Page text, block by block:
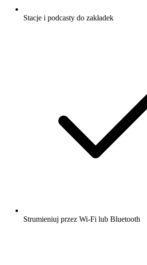
Stacje i podcasty do zakładek
Strumieniuj przez Wi-Fi lub Bluetooth